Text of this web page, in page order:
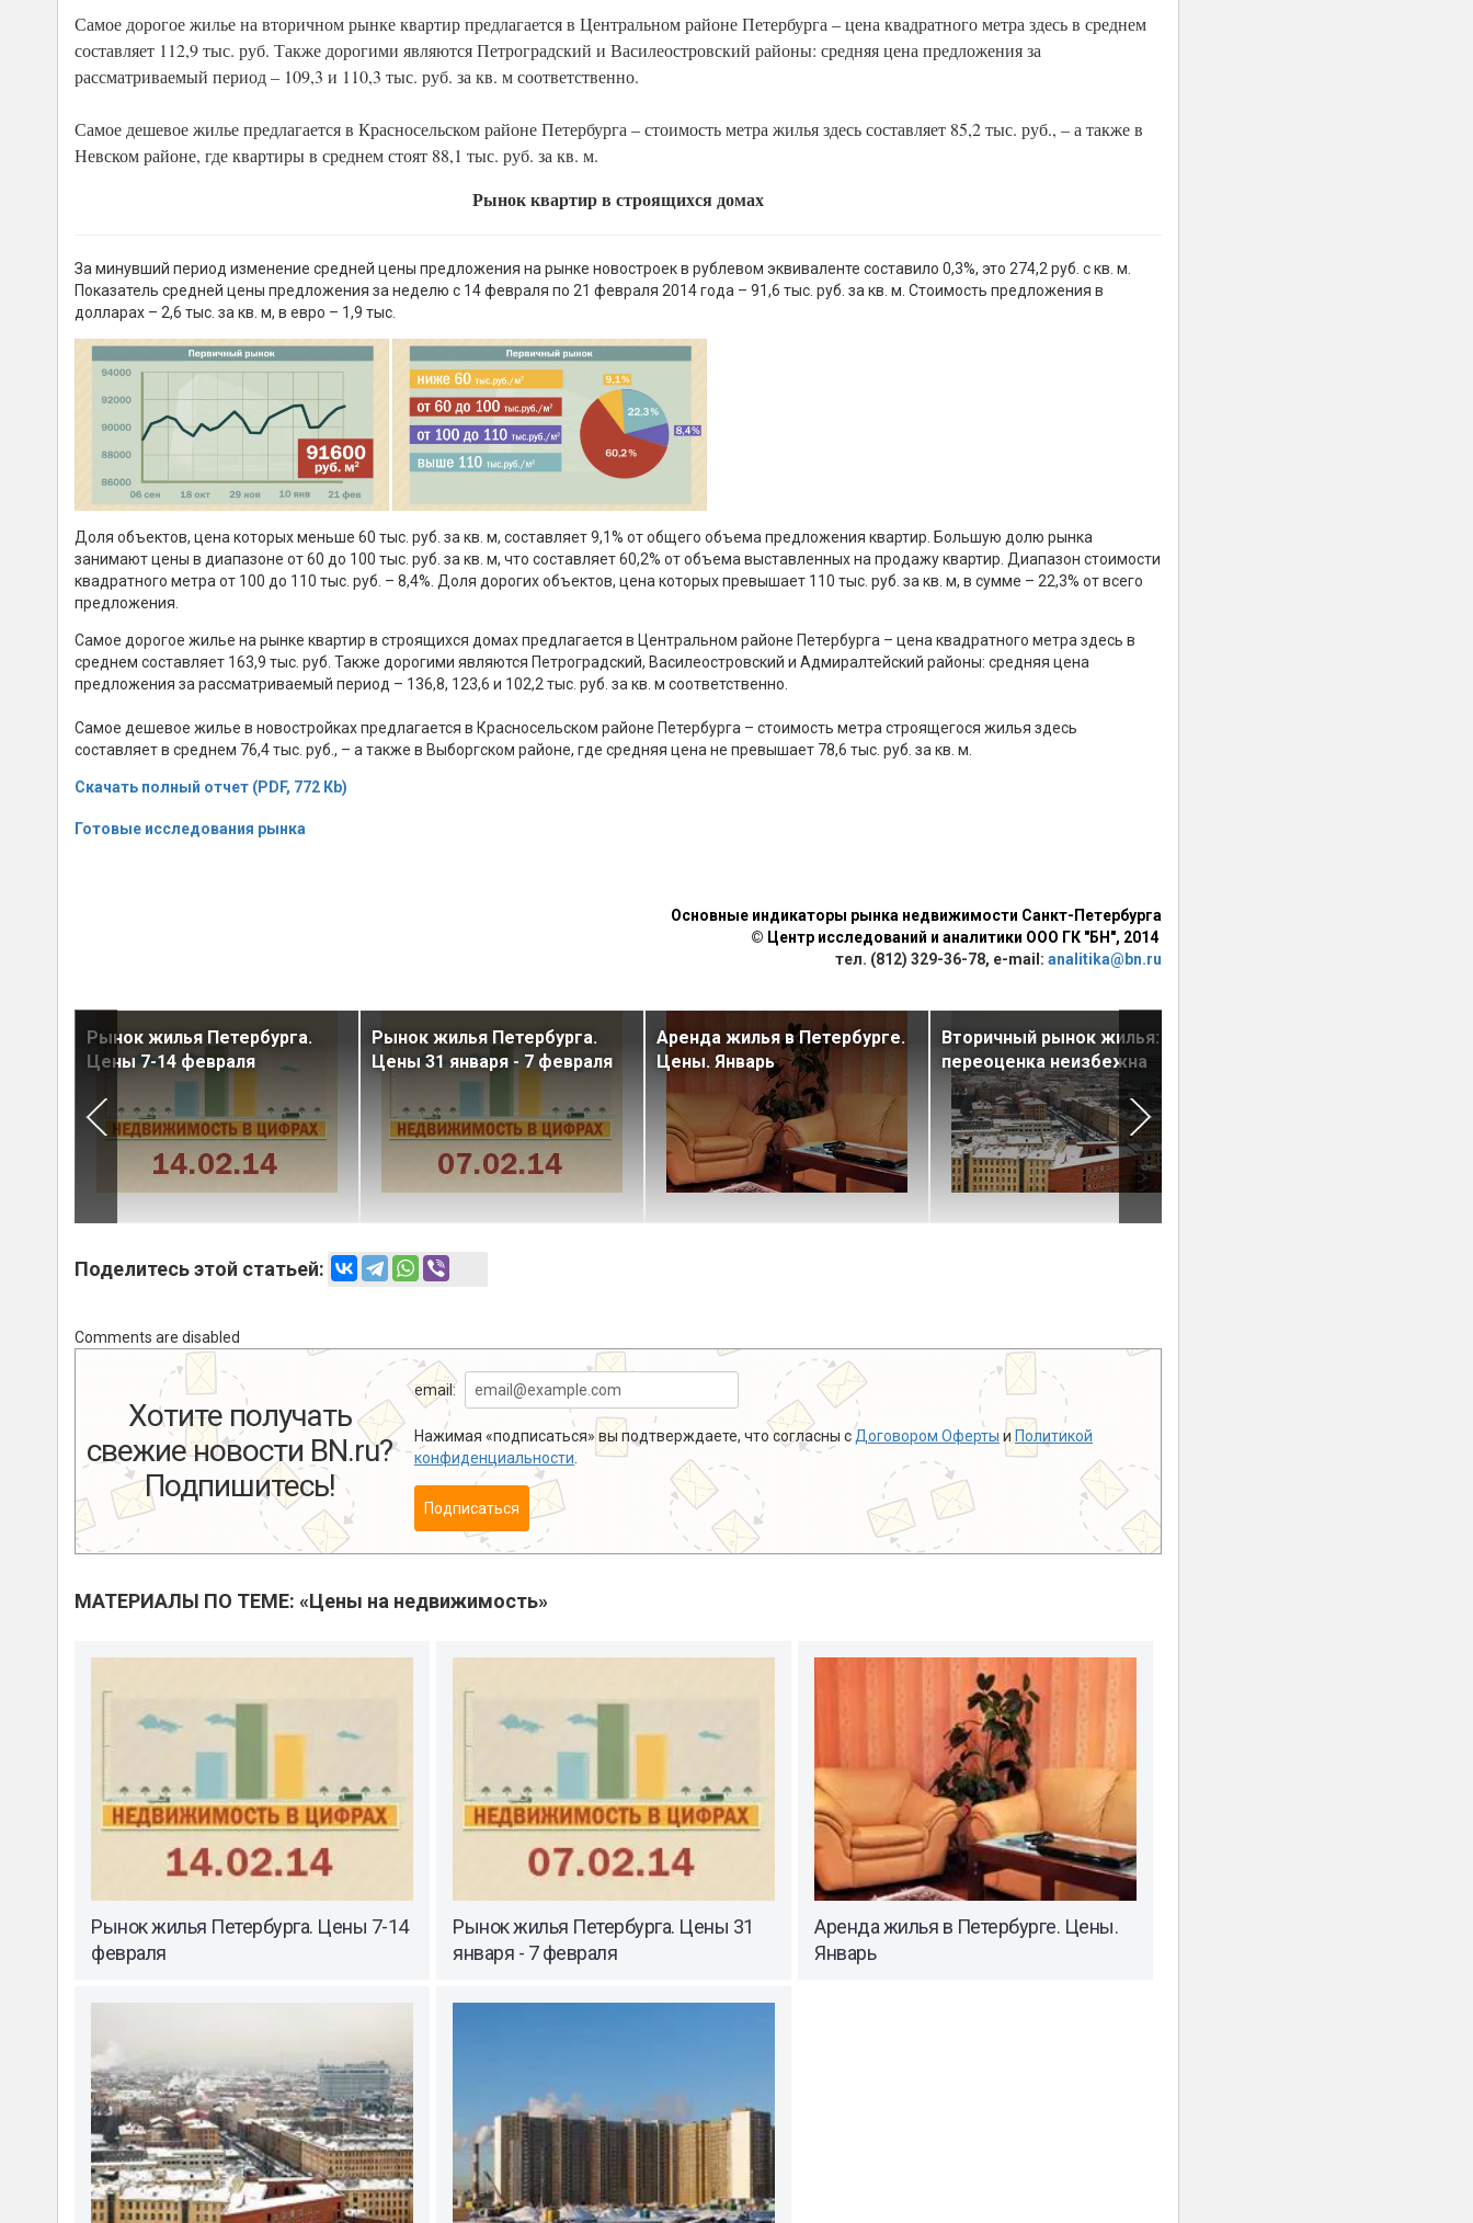
Самое дорогое жилье на вторичном рынке квартир предлагается в Центральном районе Петербурга – цена квадратного метра здесь в среднем
составляет 112,9 тыс. руб. Также дорогими являются Петроградский и Василеостровский районы: средняя цена предложения за
рассматриваемый период – 109,3 и 110,3 тыс. руб. за кв. м соответственно.
Самое дешевое жилье предлагается в Красносельском районе Петербурга – стоимость метра жилья здесь составляет 85,2 тыс. руб., – а также в
Невском районе, где квартиры в среднем стоят 88,1 тыс. руб. за кв. м.
Рынок квартир в строящихся домах
За минувший период изменение средней цены предложения на рынке новостроек в рублевом эквиваленте составило 0,3%, это 274,2 руб. с кв. м.
Показатель средней цены предложения за неделю с 14 февраля по 21 февраля 2014 года – 91,6 тыс. руб. за кв. м. Стоимость предложения в
долларах – 2,6 тыс. за кв. м, в евро – 1,9 тыс.
Доля объектов, цена которых меньше 60 тыс. руб. за кв. м, составляет 9,1% от общего объема предложения квартир. Большую долю рынка
занимают цены в диапазоне от 60 до 100 тыс. руб. за кв. м, что составляет 60,2% от объема выставленных на продажу квартир. Диапазон стоимости
квадратного метра от 100 до 110 тыс. руб. – 8,4%. Доля дорогих объектов, цена которых превышает 110 тыс. руб. за кв. м, в сумме – 22,3% от всего
предложения.
Самое дорогое жилье на рынке квартир в строящихся домах предлагается в Центральном районе Петербурга – цена квадратного метра здесь в
среднем составляет 163,9 тыс. руб. Также дорогими являются Петроградский, Василеостровский и Адмиралтейский районы: средняя цена
предложения за рассматриваемый период – 136,8, 123,6 и 102,2 тыс. руб. за кв. м соответственно.
Самое дешевое жилье в новостройках предлагается в Красносельском районе Петербурга – стоимость метра строящегося жилья здесь
составляет в среднем 76,4 тыс. руб., – а также в Выборгском районе, где средняя цена не превышает 78,6 тыс. руб. за кв. м.
Скачать полный отчет (PDF, 772 Кb)
Готовые исследования рынка
Основные индикаторы рынка недвижимости Санкт-Петербурга
© Центр исследований и аналитики ООО ГК "БН", 2014
тел. (812) 329-36-78, e-mail: analitika@bn.ru
Рынок жилья Петербурга.
Цены 7-14 февраля
Рынок жилья Петербурга.
Цены 31 января - 7 февраля
Аренда жилья в Петербурге.
Цены. Январь
Вторичный рынок жилья:
переоценка неизбежна
Поделитесь этой статьей:
Comments are disabled
Хотите получать
свежие новости BN.ru?
Подпишитесь!
email:
Нажимая «подписаться» вы подтверждаете, что согласны с Договором Оферты и Политикой
конфиденциальности
Подписаться
МАТЕРИАЛЫ ПО ТЕМЕ: «Цены на недвижимость»
Рынок жилья Петербурга. Цены 7-14
февраля
Рынок жилья Петербурга. Цены 31
января - 7 февраля
Аренда жилья в Петербурге. Цены.
Январь